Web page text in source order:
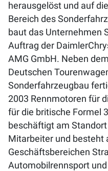
herausgelöst und auf
Bereich des
baut das Unternehmen
Auftrag der
AMG GmbH. Neben
Deutschen
Sonderfahrzeugbau
2003 Rennmotoren für
für die britische Formel
beschäftigt am
Mitarbeiter und besteht
Geschäftsbereichen
Automobilrennsport